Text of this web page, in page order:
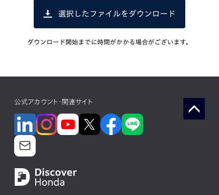
選択したファイルをダウンロード
ダウンロード開始までに時間がかかる場合がございます。
公式アカウント・関連サイト